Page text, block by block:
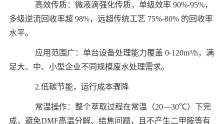
高效传质：微液滴强化传质，单级效率 90%-95%，
多级逆流回收率超 98%，远超传统工艺 75%-80% 的回收率
水平。
应用范围广：单台设备处理能力覆盖 0-120m³/h，满
足大、中、小型企业不同规模废水处理需求。
2.低碳节能，运行成本骤降
常温操作：整个萃取过程在常温（20—30℃）下完
成，避免DMF高温分解、结焦问题，且不产生二甲胺等有